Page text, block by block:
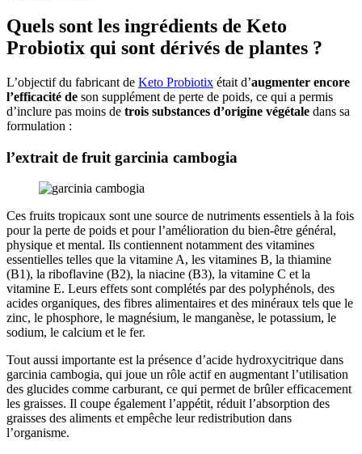
Quels sont les ingrédients de Keto
Probiotix qui sont dérivés de plantes ?
L’objectif du fabricant de Keto Probiotix était d’augmenter encore
l’efficacité de son supplément de perte de poids, ce qui a permis
d’inclure pas moins de trois substances d’origine végétale dans sa
formulation :
l’extrait de fruit garcinia cambogia
Ces fruits tropicaux sont une source de nutriments essentiels à la fois
pour la perte de poids et pour l’amélioration du bien-être général,
physique et mental. Ils contiennent notamment des vitamines
essentielles telles que la vitamine A, les vitamines B, la thiamine
(B1), la riboflavine (B2), la niacine (B3), la vitamine C et la
vitamine E. Leurs effets sont complétés par des polyphénols, des
acides organiques, des fibres alimentaires et des minéraux tels que le
zinc, le phosphore, le magnésium, le manganèse, le potassium, le
sodium, le calcium et le fer.
Tout aussi importante est la présence d’acide hydroxycitrique dans
garcinia cambogia, qui joue un rôle actif en augmentant l’utilisation
des glucides comme carburant, ce qui permet de brûler efficacement
les graisses. Il coupe également l’appétit, réduit l’absorption des
graisses des aliments et empêche leur redistribution dans
l’organisme.